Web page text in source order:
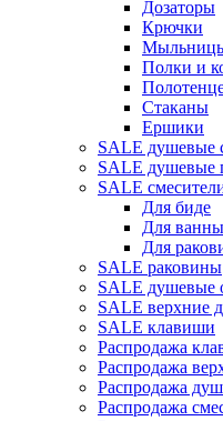
Дозаторы
Крючки
Полки и
Стаканы
Ершики
SALE душевые
SALE душевые
SALE
Для биде
Для
Для
SALE раковины
SALE душевые
SALE верхние
SALE клавиши
Распродажа
Распродажа
Распродажа
Распродажа